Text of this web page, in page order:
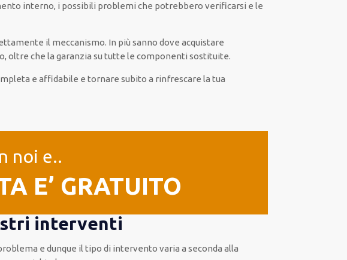
interno, i possibili problemi che potrebbero verificarsi e le
il meccanismo. In più sanno dove acquistare
oltre che la garanzia su tutte le componenti sostituite.
e affidabile e tornare subito a rinfrescare la tua
noi e..
E’ GRATUITO
interventi
e dunque il tipo di intervento varia a seconda alla